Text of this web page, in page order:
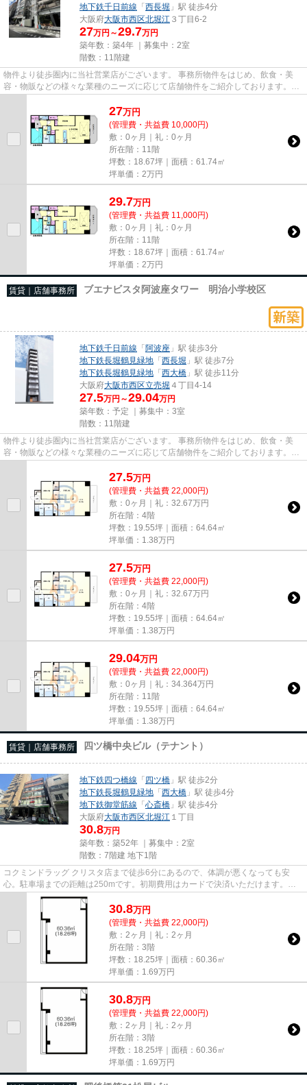
地下鉄千日前線 「西長堀 」駅 徒歩4分
大阪府大阪市西区北堀江 ３丁目6-2
27万円～29.7万円
築年数：築4年 ｜募集中： 2室
階数：11階建
物件より徒歩圏内に当社営業店がございます。 事務所物件をはじめ、飲食・美
容・物販などの様々な業種のニーズに応じて店舗物件をご紹介しております。
尚、弊社ではおとり広告は一切...
27万円
(管理費・共益費 10,000円)
敷：0ヶ月｜礼：0ヶ月
所在階：11階
坪数：18.67坪｜面積：61.74㎡
坪単価： 2万円
29.7万円
(管理費・共益費 11,000円)
敷：0ヶ月｜礼：0ヶ月
所在階：11階
坪数：18.67坪｜面積：61.74㎡
坪単価： 2万円
賃貸｜店舗事務所 ブエナビスタ阿波座タワー 明治小学校区
地下鉄千日前線 「阿波座 」駅 徒歩3分
地下鉄長堀鶴見緑地 「西長堀 」駅 徒歩7分
地下鉄長堀鶴見緑地 「西大橋 」駅 徒歩11分
大阪府大阪市西区立売堀 ４丁目4-14
27.5万円～29.04万円
築年数：予定 ｜募集中： 3室
階数：11階建
物件より徒歩圏内に当社営業店がございます。 事務所物件をはじめ、飲食・美
容・物販などの様々な業種のニーズに応じて店舗物件をご紹介しております。
尚、弊社ではおとり広告は一切...
27.5万円
(管理費・共益費 22,000円)
敷：0ヶ月｜礼：32.67万円
所在階：4階
坪数：19.55坪｜面積：64.64㎡
坪単価： 1.38万円
27.5万円
(管理費・共益費 22,000円)
敷：0ヶ月｜礼：32.67万円
所在階：4階
坪数：19.55坪｜面積：64.64㎡
坪単価： 1.38万円
29.04万円
(管理費・共益費 22,000円)
敷：0ヶ月｜礼：34.364万円
所在階：11階
坪数：19.55坪｜面積：64.64㎡
坪単価： 1.38万円
賃貸｜店舗事務所 四ツ橋中央ビル（テナント）
地下鉄四つ橋線 「四ツ橋 」駅 徒歩2分
地下鉄長堀鶴見緑地 「西大橋 」駅 徒歩4分
地下鉄御堂筋線 「心斎橋 」駅 徒歩4分
大阪府大阪市西区北堀江 １丁目
30.8万円
築年数：築52年 ｜募集中： 2室
階数：7階建 地下1階
コクミンドラッグ クリスタ店まで徒歩6分にあるので、体調が悪くなっても安
心。駐車場までの距離は250mです。初期費用はカードで決済いただけます。周
辺には、徒歩2分で利用できる駅が...
30.8万円
(管理費・共益費 22,000円)
敷：2ヶ月｜礼：2ヶ月
所在階：3階
坪数：18.25坪｜面積：60.36㎡
坪単価： 1.69万円
30.8万円
(管理費・共益費 22,000円)
敷：2ヶ月｜礼：2ヶ月
所在階：3階
坪数：18.25坪｜面積：60.36㎡
坪単価： 1.69万円